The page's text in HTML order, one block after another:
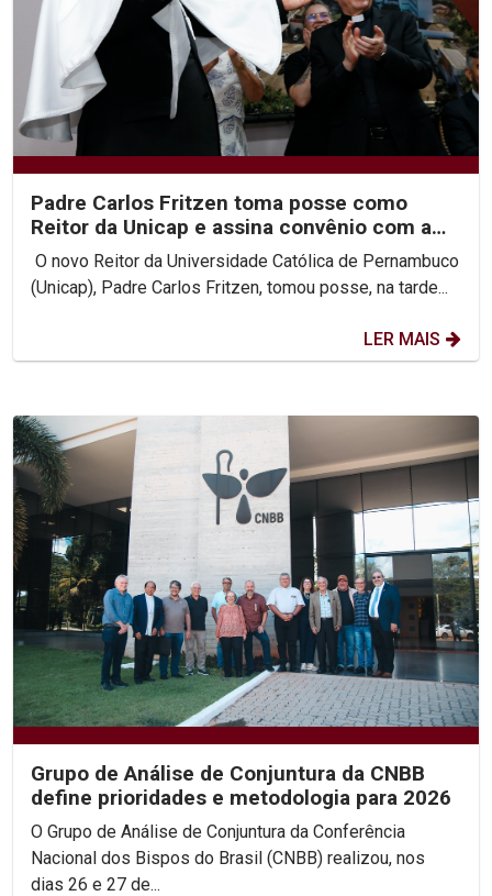
Padre Carlos Fritzen toma posse como
Reitor da Unicap e assina convênio com a
PUC-Rio
O novo Reitor da Universidade Católica de Pernambuco
(Unicap), Padre Carlos Fritzen, tomou posse, na tarde...
LER MAIS
Grupo de Análise de Conjuntura da CNBB
define prioridades e metodologia para 2026
O Grupo de Análise de Conjuntura da Conferência
Nacional dos Bispos do Brasil (CNBB) realizou, nos
dias 26 e 27 de...